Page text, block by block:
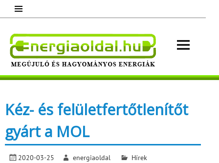
content
Megújuló és hagyományos energiák.
Kéz- és felületfertőtlenítőt
gyárt a MOL
2020-03-25 energiaoldal Hírek